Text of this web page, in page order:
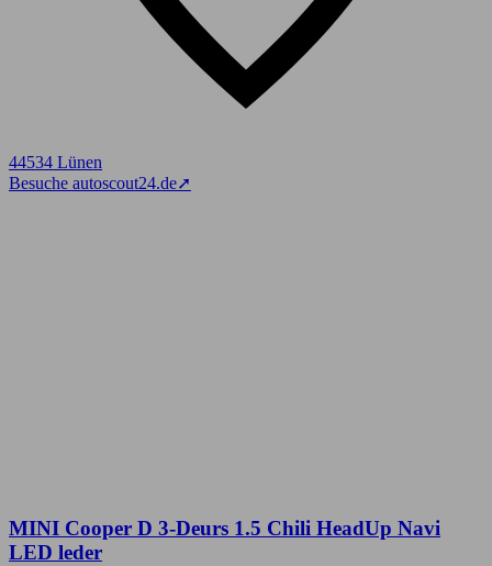
44534 Lünen
Besuche autoscout24.de➚
MINI Cooper D 3-Deurs 1.5 Chili HeadUp Navi
LED leder